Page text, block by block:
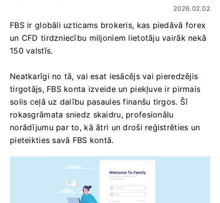
2026.02.02
FBS ir globāli uzticams brokeris, kas piedāvā forex
un CFD tirdzniecību miljoniem lietotāju vairāk nekā
150 valstīs.
Neatkarīgi no tā, vai esat iesācējs vai pieredzējis
tirgotājs, FBS konta izveide un piekļuve ir pirmais
solis ceļā uz dalību pasaules finanšu tirgos. Šī
rokasgrāmata sniedz skaidru, profesionālu
norādījumu par to, kā ātri un droši reģistrēties un
pieteikties savā FBS kontā.